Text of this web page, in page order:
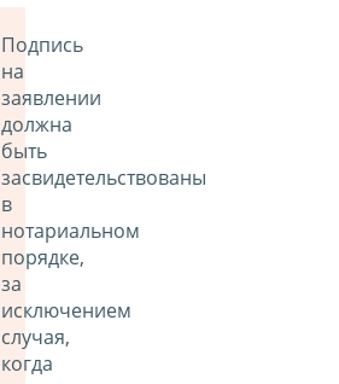
Подпись
на
заявлении
должна
быть
засвидетельствованы
в
нотариальном
порядке,
за
исключением
случая,
когда